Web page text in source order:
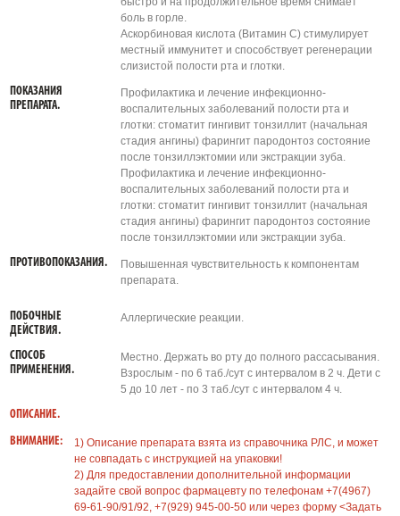
боль в горле.
Аскорбиновая кислота (Витамин С) стимулирует
местный иммунитет и способствует регенерации
слизистой полости рта и глотки.
ПОКАЗАНИЯ
ПРЕПАРАТА.
Профилактика и лечение инфекционно-
воспалительных заболеваний полости рта и
глотки: стоматит гингивит тонзиллит (начальная
стадия ангины) фарингит пародонтоз состояние
после тонзиллэктомии или экстракции зуба.
Профилактика и лечение инфекционно-
воспалительных заболеваний полости рта и
глотки: стоматит гингивит тонзиллит (начальная
стадия ангины) фарингит пародонтоз состояние
после тонзиллэктомии или экстракции зуба.
ПРОТИВОПОКАЗАНИЯ.
Повышенная чувствительность к компонентам
препарата.
ПОБОЧНЫЕ
ДЕЙСТВИЯ.
Аллергические реакции.
СПОСОБ
ПРИМЕНЕНИЯ.
Местно. Держать во рту до полного рассасывания.
Взрослым - по 6 таб./сут с интервалом в 2 ч. Дети с
5 до 10 лет - по 3 таб./сут с интервалом 4 ч.
ОПИСАНИЕ.
ВНИМАНИЕ:
1) Описание препарата взята из справочника РЛС, и может
не совпадать с инструкцией на упаковки!
2) Для предоставлении дополнительной информации
задайте свой вопрос фармацевту по телефонам +7(4967)
69-61-90/91/92, +7(929) 945-00-50 или через форму <Задать